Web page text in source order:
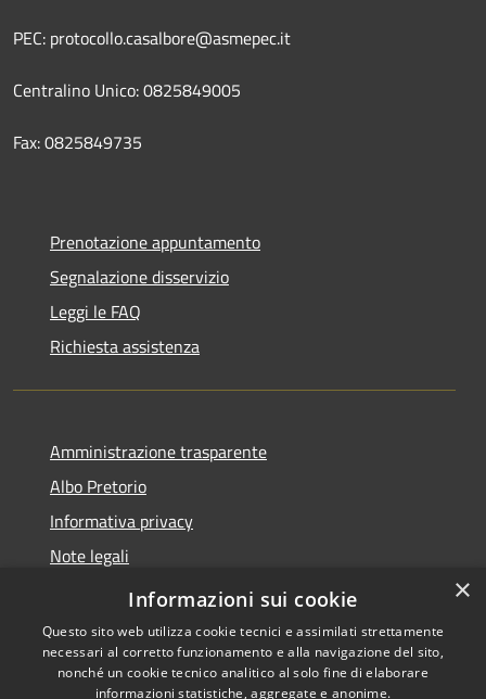
PEC: protocollo.casalbore@asmepec.it
Centralino Unico: 0825849005
Fax: 0825849735
Prenotazione appuntamento
Segnalazione disservizio
Leggi le FAQ
Richiesta assistenza
Amministrazione trasparente
Albo Pretorio
Informativa privacy
Note legali
Dichiarazione di accessibilità
×
Informazioni sui cookie
Questo sito web utilizza cookie tecnici e assimilati strettamente
necessari al corretto funzionamento e alla navigazione del sito,
nonché un cookie tecnico analitico al solo fine di elaborare
informazioni statistiche, aggregate e anonime.